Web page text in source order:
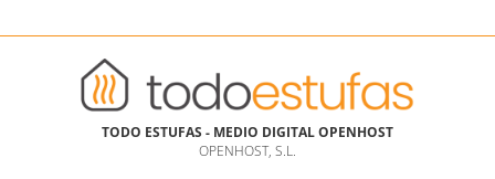
TODO ESTUFAS - MEDIO DIGITAL OPENHOST
OPENHOST, S.L.